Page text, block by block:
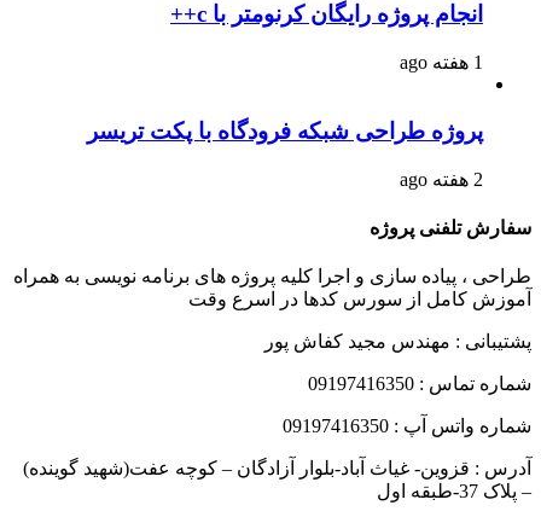
انجام پروژه رایگان کرنومتر با c++
1 هفته ago
پروژه طراحی شبکه فرودگاه با پکت تریسر
2 هفته ago
سفارش تلفنی پروژه
طراحی ، پیاده سازی و اجرا کلیه پروژه های برنامه نویسی به همراه
آموزش کامل از سورس کدها در اسرع وقت
پشتیبانی : مهندس مجید کفاش پور
شماره تماس : 09197416350
شماره واتس آپ : 09197416350
آدرس : قزوین- غیاث آباد-بلوار آزادگان – کوچه عفت(شهید گوینده)
– پلاک 37-طبقه اول